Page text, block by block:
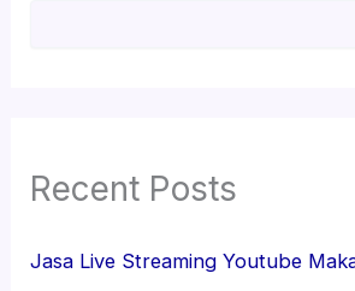
Recent Posts
Jasa Live Streaming Youtube